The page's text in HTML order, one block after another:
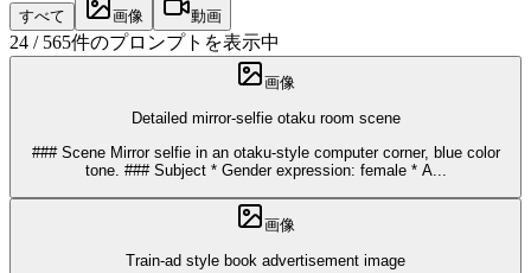
すべて 画像 動画
24 / 565件のプロンプトを表示中
画像
Detailed mirror-selfie otaku room scene
### Scene Mirror selfie in an otaku-style computer corner, blue color
tone. ### Subject * Gender expression: female * A...
画像
Train-ad style book advertisement image